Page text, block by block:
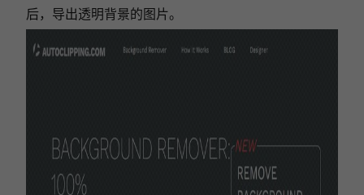
后，导出透明背景的图片。